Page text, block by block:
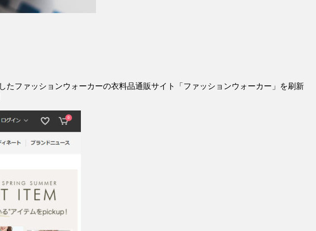
ファッションウォーカーの衣料品通販サイト「ファッションウォーカー」を刷新